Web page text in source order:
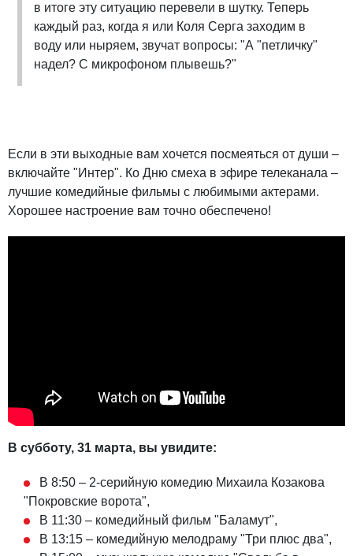
в итоге эту ситуацию перевели в шутку. Теперь
каждый раз, когда я или Коля Серга заходим в
воду или ныряем, звучат вопросы: "А "петличку"
надел? С микрофоном плывешь?"
Если в эти выходные вам хочется посмеяться от души –
включайте "Интер". Ко Дню смеха в эфире телеканала –
лучшие комедийные фильмы с любимыми актерами.
Хорошее настроение вам точно обеспечено!
В субботу, 31 марта, вы увидите:
В 8:50 – 2-серийную комедию Михаила Козакова
"Покровские ворота",
В 11:30 – комедийный фильм "Баламут",
В 13:15 – комедийную мелодраму "Три плюс два",